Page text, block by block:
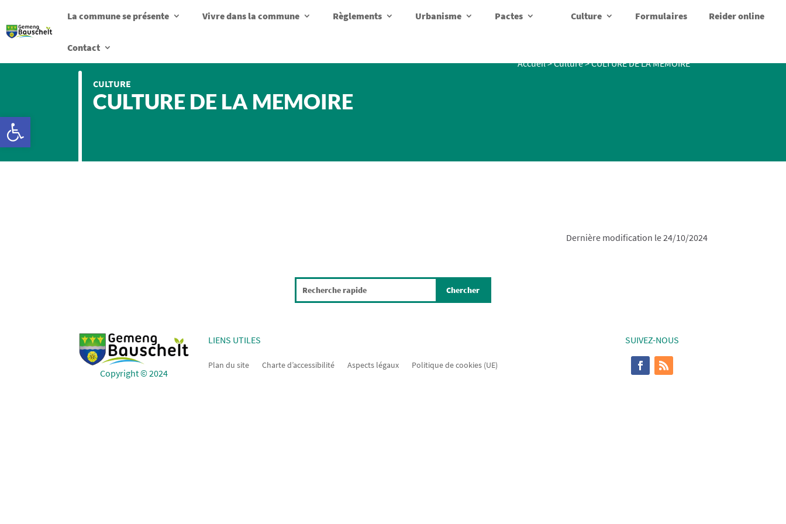
La commune se présente Vivre dans la commune Règlements Urbanisme Pactes Culture Formulaires Reider online
Contact
CULTURE
CULTURE DE LA MEMOIRE
Accueil>Culture>CULTURE DE LA MEMOIRE
Dernière modification le 24/10/2024
Copyright © 2024
LIENS UTILES
Plan du site Charte d’accessibilité Aspects légaux Politique de cookies (UE)
SUIVEZ-NOUS
Ouvrir la barre d’outils